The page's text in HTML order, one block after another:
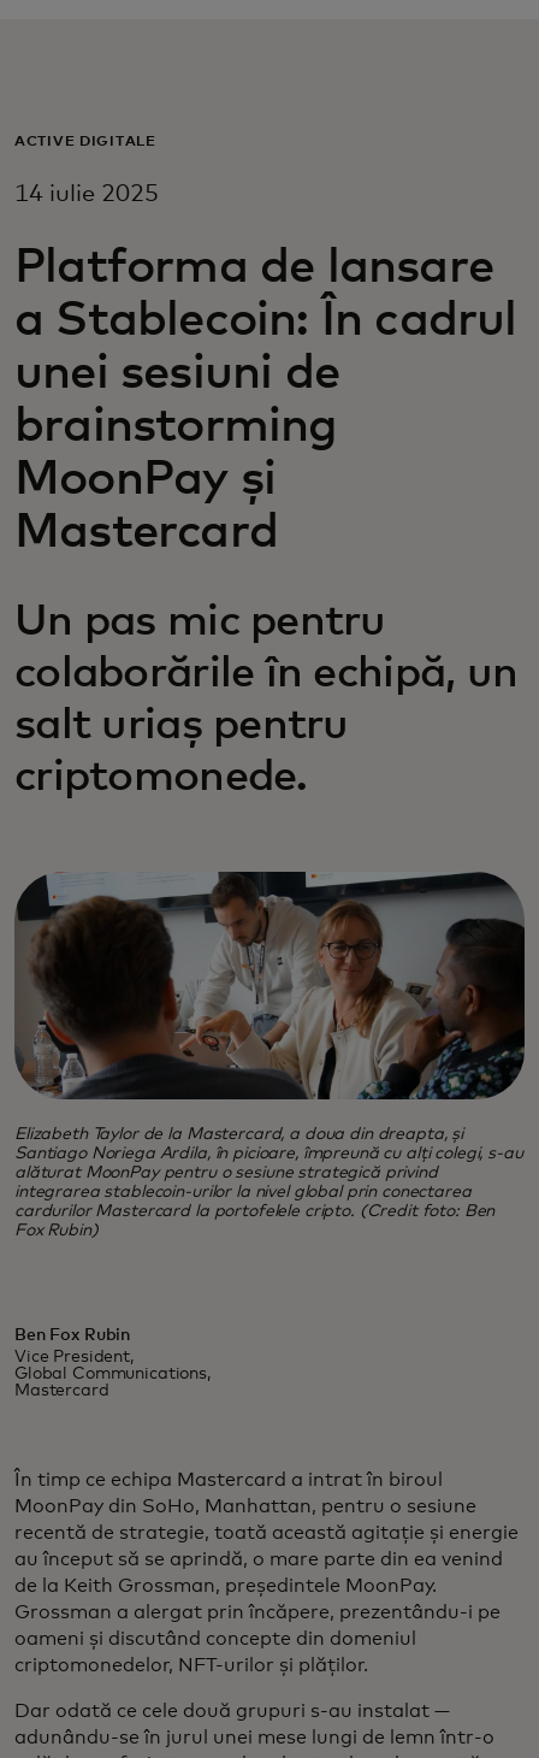
Pentru întreaga lume
Pentru inovatori
Știri și tendințe
ACTIVE DIGITALE
14 iulie 2025
Platforma de lansare
a Stablecoin: În cadrul
unei sesiuni de
brainstorming
MoonPay și
Mastercard
Un pas mic pentru
colaborările în echipă, un
salt uriaș pentru
criptomonede.
Elizabeth Taylor de la Mastercard, a doua din dreapta, și
Santiago Noriega Ardila, în picioare, împreună cu alți colegi, s-au
alăturat MoonPay pentru o sesiune strategică privind
integrarea stablecoin-urilor la nivel global prin conectarea
cardurilor Mastercard la portofelele cripto. (Credit foto: Ben
Fox Rubin)
Ben Fox Rubin
Vice President,
Global Communications,
Mastercard
În timp ce echipa Mastercard a intrat în biroul
MoonPay din SoHo, Manhattan, pentru o sesiune
recentă de strategie, toată această agitație și energie
au început să se aprindă, o mare parte din ea venind
de la Keith Grossman, președintele MoonPay.
Grossman a alergat prin încăpere, prezentându-i pe
oameni și discutând concepte din domeniul
criptomonedelor, NFT-urilor și plăților.
Dar odată ce cele două grupuri s-au instalat —
adunându-se în jurul unei mese lungi de lemn într-o